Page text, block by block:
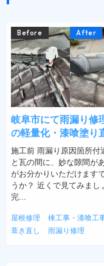
Before After
岐阜市にて雨漏り修
の軽量化・漆喰塗り
施工前 雨漏り原因箇所付
と瓦の間に、妙な隙間が
がお分かりいただけます
うか？ 近くで見てみまし
完...
屋根修理
棟工事・漆喰工
葺き直し
雨漏り修理